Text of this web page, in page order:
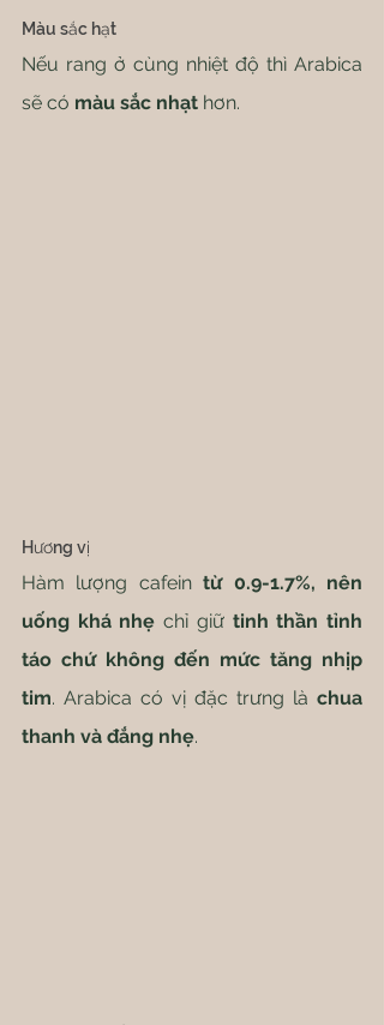
Màu sắc hạt
Nếu rang ở cùng nhiệt độ thì Arabica
sẽ có màu sắc nhạt hơn.
Hương vị
Hàm lượng cafein từ 0.9-1.7%, nên
uống khá nhẹ chỉ giữ tinh thần tỉnh
táo chứ không đến mức tăng nhịp
tim. Arabica có vị đặc trưng là chua
thanh và đắng nhẹ.